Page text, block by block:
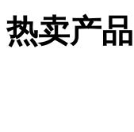
姓名：